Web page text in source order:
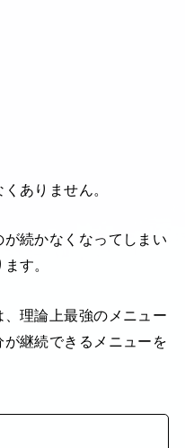
ありません。
続かなくなってしまい
す。
、理論上最強のメニュー
継続できるメニューを